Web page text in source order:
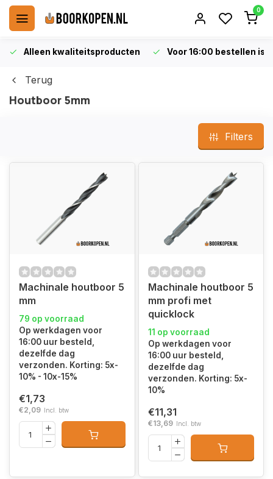
0
Alleen kwaliteitsproducten Voor 16:00 bestellen is
Terug
Houtboor 5mm
Filters
Machinale houtboor 5
mm
79 op voorraad
Op werkdagen voor
16:00 uur besteld,
dezelfde dag
verzonden. Korting: 5x-
10% - 10x-15%
€1,73
€2,09 Incl. btw
Machinale houtboor 5
mm profi met
quicklock
11 op voorraad
Op werkdagen voor
16:00 uur besteld,
dezelfde dag
verzonden. Korting: 5x-
10%
€11,31
€13,69 Incl. btw